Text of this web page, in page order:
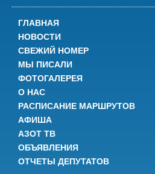
ГЛАВНАЯ
НОВОСТИ
СВЕЖИЙ НОМЕР
МЫ ПИСАЛИ
ФОТОГАЛЕРЕЯ
О НАС
РАСПИСАНИЕ МАРШРУТОВ
АФИША
АЗОТ ТВ
ОБЪЯВЛЕНИЯ
ОТЧЕТЫ ДЕПУТАТОВ